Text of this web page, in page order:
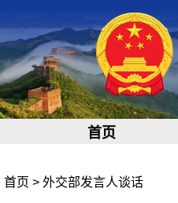
首页
首页 > 外交部发言人谈话